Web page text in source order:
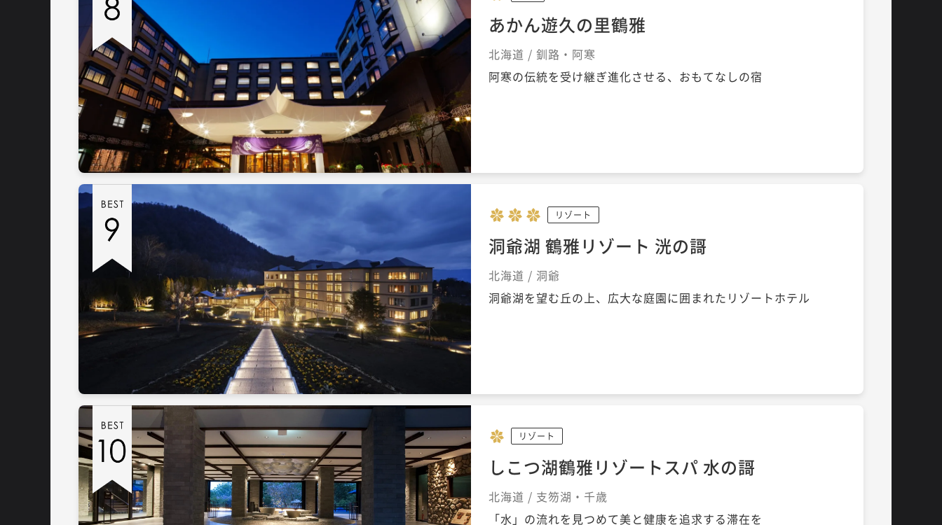
あかん遊久の里鶴雅
北海道 / 釧路・阿寒
阿寒の伝統を受け継ぎ進化させる、おもてなしの宿
リゾート
洞爺湖 鶴雅リゾート 洸の謌
北海道 / 洞爺
洞爺湖を望む丘の上、広大な庭園に囲まれたリゾートホテル
リゾート
しこつ湖鶴雅リゾートスパ 水の謌
北海道 / 支笏湖・千歳
「水」の流れを見つめて美と健康を追求する滞在を